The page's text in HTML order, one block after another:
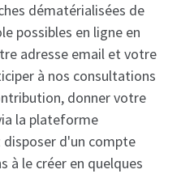
dématérialisées de
possibles en ligne en
adresse email et votre
à nos consultations
donner votre
la plateforme
d'un compte
à le créer en quelques